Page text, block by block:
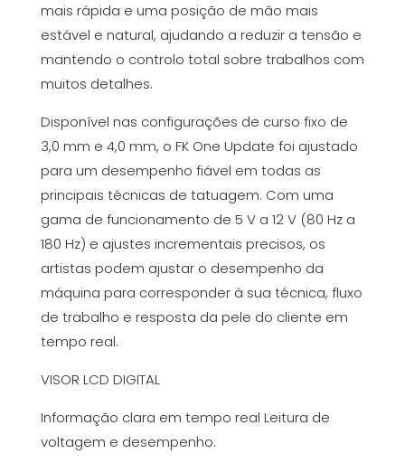
mais rápida e uma posição de mão mais
estável e natural, ajudando a reduzir a tensão e
mantendo o controlo total sobre trabalhos com
muitos detalhes.
Disponível nas configurações de curso fixo de
3,0 mm e 4,0 mm, o FK One Update foi ajustado
para um desempenho fiável em todas as
principais técnicas de tatuagem. Com uma
gama de funcionamento de 5 V a 12 V (80 Hz a
180 Hz) e ajustes incrementais precisos, os
artistas podem ajustar o desempenho da
máquina para corresponder à sua técnica, fluxo
de trabalho e resposta da pele do cliente em
tempo real.
VISOR LCD DIGITAL
Informação clara em tempo real Leitura de
voltagem e desempenho.